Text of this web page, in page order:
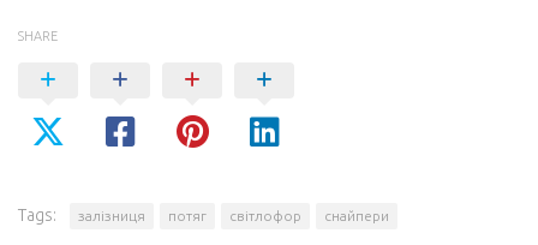
SHARE
Tags: залізниця потяг світлофор снайпери